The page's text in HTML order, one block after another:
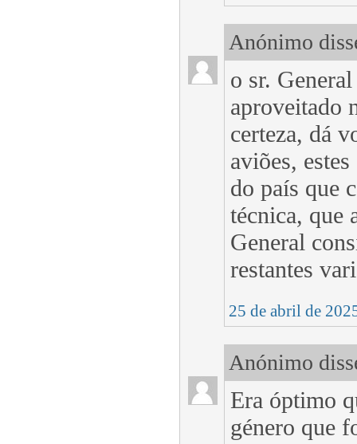
Anónimo
o sr.
aproveitado
certeza, dá
aviões,
do país que
técnica, que
General
restantes
25 de abril de
Anónimo
Era óptimo
género que